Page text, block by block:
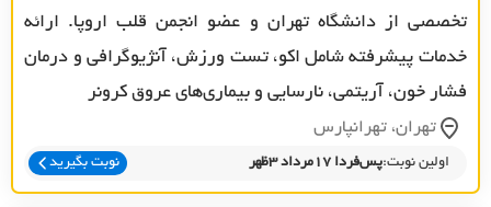
تخصصی از دانشگاه تهران و عضو انجمن قلب اروپا. ارائه
خدمات پیشرفته شامل اکو، تست ورزش، آنژیوگرافی و درمان
فشار خون، آریتمی، نارسایی و بیماری‌های عروق کرونر
تهران، تهرانپارس
اولین نوبت:پس‌فردا 17مرداد 3ظهر نوبت بگیرید